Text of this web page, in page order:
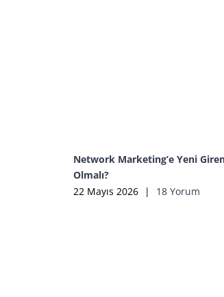
Network Marketing’e Yeni
Olmalı?
22 Mayıs 2026
| 18 Yorum